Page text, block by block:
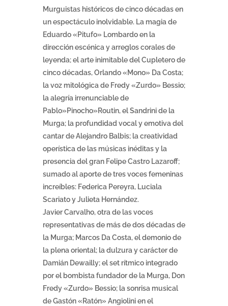
Murguistas históricos de cinco décadas en
un espectáculo inolvidable. La magia de
Eduardo «Pitufo» Lombardo en la
dirección escénica y arreglos corales de
leyenda; el arte inimitable del Cupletero de
cinco décadas, Orlando «Mono» Da Costa;
la voz mitológica de Fredy «Zurdo» Bessio;
la alegría irrenunciable de
Pablo»Pinocho»Routin, el Sandrini de la
Murga; la profundidad vocal y emotiva del
cantar de Alejandro Balbis; la creatividad
operística de las músicas inéditas y la
presencia del gran Felipe Castro Lazaroff;
sumado al aporte de tres voces femeninas
increíbles: Federica Pereyra, Luciala
Scariato y Julieta Hernández.
Javier Carvalho, otra de las voces
representativas de más de dos décadas de
la Murga; Marcos Da Costa, el demonio de
la plena oriental; la dulzura y carácter de
Damián Dewailly; el set rítmico integrado
por el bombista fundador de la Murga, Don
Fredy «Zurdo» Bessio; la sonrisa musical
de Gastón «Ratón» Angiolini en el